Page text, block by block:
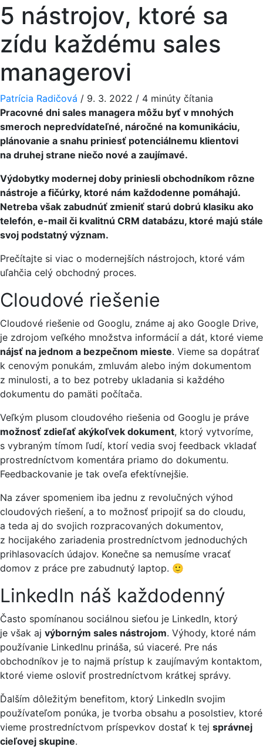
5 nástrojov, ktoré sa
zídu každému sales
managerovi
Patrícia Radičová / 9. 3. 2022 / 4 minúty čítania
Pracovné dni sales managera môžu byť v mnohých
smeroch nepredvídateľné, náročné na komunikáciu,
plánovanie a snahu priniesť potenciálnemu klientovi
na druhej strane niečo nové a zaujímavé.
Výdobytky modernej doby priniesli obchodníkom rôzne
nástroje a fičúrky, ktoré nám každodenne pomáhajú.
Netreba však zabudnúť zmieniť starú dobrú klasiku ako
telefón, e-mail či kvalitnú CRM databázu, ktoré majú stále
svoj podstatný význam.
Prečítajte si viac o modernejších nástrojoch, ktoré vám
uľahčia celý obchodný proces.
Cloudové riešenie
Cloudové riešenie od Googlu, známe aj ako Google Drive,
je zdrojom veľkého množstva informácií a dát, ktoré vieme
nájsť na jednom a bezpečnom mieste. Vieme sa dopátrať
k cenovým ponukám, zmluvám alebo iným dokumentom
z minulosti, a to bez potreby ukladania si každého
dokumentu do pamäti počítača.
Veľkým plusom cloudového riešenia od Googlu je práve
možnosť zdieľať akýkoľvek dokument, ktorý vytvoríme,
s vybraným tímom ľudí, ktorí vedia svoj feedback vkladať
prostredníctvom komentára priamo do dokumentu.
Feedbackovanie je tak oveľa efektívnejšie.
Na záver spomeniem iba jednu z revolučných výhod
cloudových riešení, a to možnosť pripojiť sa do cloudu,
a teda aj do svojich rozpracovaných dokumentov,
z hocijakého zariadenia prostredníctvom jednoduchých
prihlasovacích údajov. Konečne sa nemusíme vracať
domov z práce pre zabudnutý laptop. 🙂
LinkedIn náš každodenný
Často spomínanou sociálnou sieťou je LinkedIn, ktorý
je však aj výborným sales nástrojom. Výhody, ktoré nám
používanie LinkedInu prináša, sú viaceré. Pre nás
obchodníkov je to najmä prístup k zaujímavým kontaktom,
ktoré vieme osloviť prostredníctvom krátkej správy.
Ďalším dôležitým benefitom, ktorý LinkedIn svojim
používateľom ponúka, je tvorba obsahu a posolstiev, ktoré
vieme prostredníctvom príspevkov dostať k tej správnej
cieľovej skupine.